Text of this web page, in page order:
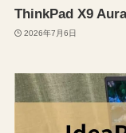
ThinkPad X9
2026年7月6日